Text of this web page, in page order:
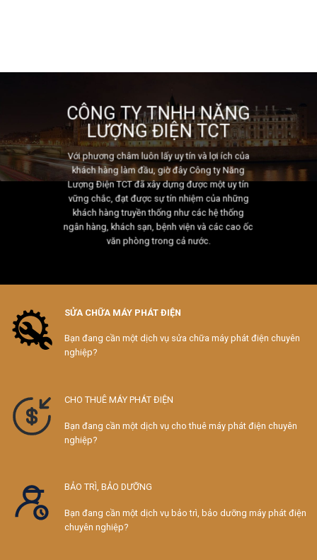
CÔNG TY TNHH NĂNG
LƯỢNG ĐIỆN TCT
Với phương châm luôn lấy uy tín và lợi ích của
khách hàng làm đầu, giờ đây Công ty Năng
Lượng Điện TCT đã xây dựng được một uy tín
vững chắc, đạt được sự tín nhiệm của những
khách hàng truyền thống như các hệ thống
ngân hàng, khách sạn, bệnh viện và các cao ốc
văn phòng trong cả nước.
SỬA CHỮA MÁY PHÁT ĐIỆN
Bạn đang cần một dịch vụ sửa chữa máy phát điện chuyên
nghiệp?
CHO THUÊ MÁY PHÁT ĐIỆN
Bạn đang cần một dịch vụ cho thuê máy phát điện chuyên
nghiệp?
BẢO TRÌ, BẢO DƯỠNG
Bạn đang cần một dịch vụ bảo trì, bảo dưỡng máy phát điện
chuyên nghiệp?